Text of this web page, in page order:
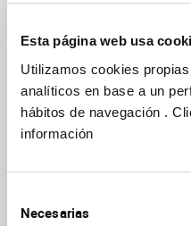
Esta página web usa
Utilizamos cookies
analíticos en base a un
hábitos de navegación .
información
Necesarias
El registro es gratuito y puede
el 30 de mayo:https://